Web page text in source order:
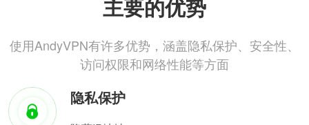
主要的优势
使用AndyVPN有许多优势，涵盖隐私保护、安全性、
访问权限和网络性能等方面
隐私保护